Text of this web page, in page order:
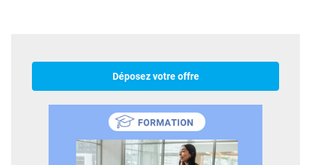
Déposez votre offre